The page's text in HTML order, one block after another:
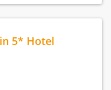
5* Hotel